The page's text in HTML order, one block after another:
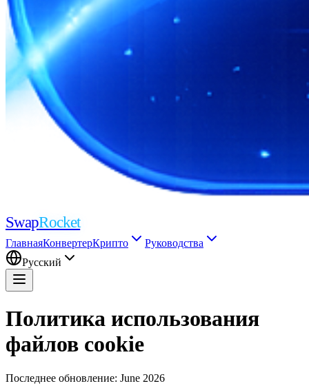
SwapRocket
ГлавнаяКонвертерКрипто
Руководства
Русский
Политика использования
файлов cookie
Последнее обновление: June 2026